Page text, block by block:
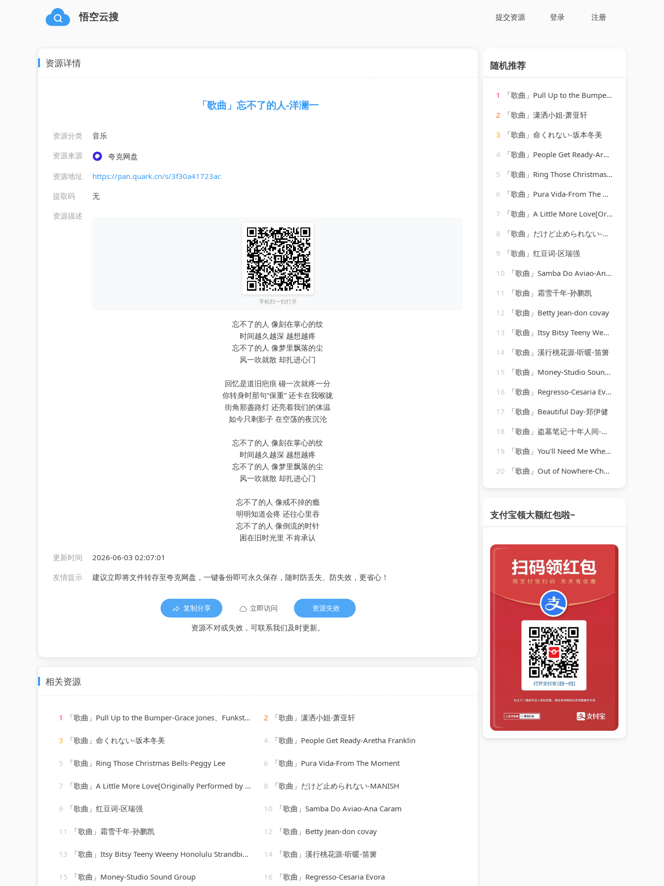
悟空云搜 提交资源 登录 注册
资源详情
「歌曲」忘不了的人-洋澜一
资源分类
音乐
资源来源
夸克网盘
资源地址
https://pan.quark.cn/s/3f30a41723ac
提取码
无
资源描述
手机扫一扫打开
忘不了的人 像刻在掌心的纹
时间越久越深 越想越疼
忘不了的人 像梦里飘落的尘
风一吹就散 却扎进心门
回忆是道旧疤痕 碰一次就疼一分
你转身时那句“保重” 还卡在我喉咙
街角那盏路灯 还亮着我们的体温
如今只剩影子 在空荡的夜沉沦
忘不了的人 像刻在掌心的纹
时间越久越深 越想越疼
忘不了的人 像梦里飘落的尘
风一吹就散 却扎进心门
忘不了的人 像戒不掉的瘾
明明知道会疼 还往心里吞
忘不了的人 像倒流的时针
困在旧时光里 不肯承认
更新时间
2026-06-03 02:07:01
友情提示
建议立即将文件转存至夸克网盘，一键备份即可永久保存，随时防丢失、防失效，更省心！
复制分享 立即访问 资源失效
资源不对或失效，可联系我们及时更新。
相关资源
1 「歌曲」Pull Up to the Bumper-Grace Jones、Funkstar de Luxe 2 「歌曲」潇洒小姐-萧亚轩
3 「歌曲」命くれない-坂本冬美 4 「歌曲」People Get Ready-Aretha Franklin
5 「歌曲」Ring Those Christmas Bells-Peggy Lee 6 「歌曲」Pura Vida-From The Moment
7 「歌曲」A Little More Love[Originally Performed by Vince Gill]-Karaoke Diamonds 8 「歌曲」だけど止められない-MANISH
9 「歌曲」红豆词-区瑞强 10 「歌曲」Samba Do Aviao-Ana Caram
11 「歌曲」霜雪千年-孙鹏凯 12 「歌曲」Betty Jean-don covay
13 「歌曲」Itsy Bitsy Teeny Weeny Honolulu Strandbikini-Die Girls 14 「歌曲」溪行桃花源-听暖-笛箫
15 「歌曲」Money-Studio Sound Group 16 「歌曲」Regresso-Cesaria Evora
随机推荐
1
「歌曲」Pull Up to the Bumper-Grace Jones、Funkstar de Luxe
2
「歌曲」潇洒小姐-萧亚轩
3
「歌曲」命くれない-坂本冬美
4
「歌曲」People Get Ready-Aretha Franklin
5
「歌曲」Ring Those Christmas Bells-Peggy Lee
6
「歌曲」Pura Vida-From The Moment
7
「歌曲」A Little More Love[Originally Performed by Vince Gill]-Karaoke Diamonds
8
「歌曲」だけど止められない-MANISH
9
「歌曲」红豆词-区瑞强
10
「歌曲」Samba Do Aviao-Ana Caram
11
「歌曲」霜雪千年-孙鹏凯
12
「歌曲」Betty Jean-don covay
13
「歌曲」Itsy Bitsy Teeny Weeny Honolulu Strandbikini-Die Girls
14
「歌曲」溪行桃花源-听暖-笛箫
15
「歌曲」Money-Studio Sound Group
16
「歌曲」Regresso-Cesaria Evora
17
「歌曲」Beautiful Day-郑伊健
18
「歌曲」盗墓笔记·十年人间-是可乐鸭
19
「歌曲」You'll Need Me When I'm Long Gone-ethel waters
20
「歌曲」Out of Nowhere-Charlie Parker、Charlie Parker Strings
支付宝领大额红包啦~